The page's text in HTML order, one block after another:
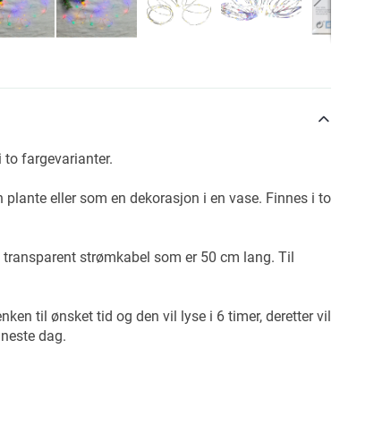
i to fargevarianter.
eller som en dekorasjon i en vase. Finnes i to
transparent strømkabel som er 50 cm lang. Til
til ønsket tid og den vil lyse i 6 timer, deretter vil
dag.